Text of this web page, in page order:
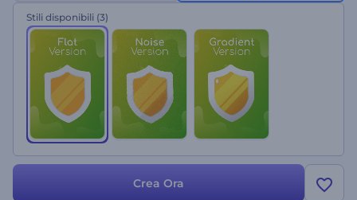
accattivante, gratuitamente!
Stili disponibili (3)
Crea Ora